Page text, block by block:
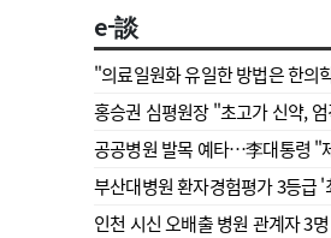
e-談
"의료일원화 유일한 방법은 한의
홍승권 심평원장 " 초고가 신약,
공공병원 발목 예타…李대통령 "
부산대병원 환자경험평가 3등급
인천 시신 오배출 병원 관계자 3